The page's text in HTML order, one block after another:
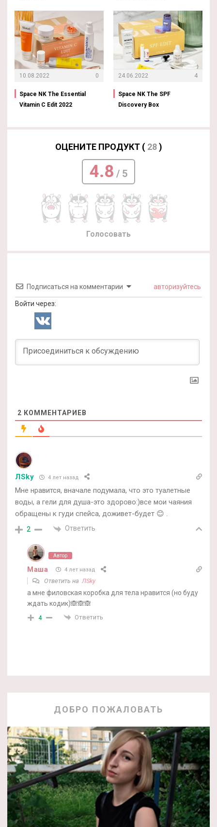
10.08.2022 0
Space NK The Essential
Vitamin C Edit 2022
24.06.2022 4
Space NK The SPF
Discovery Box
ОЦЕНИТЕ ПРОДУКТ ( 28)
4.8 / 5
Голосовать
Подписаться на комментарии авторизуйтесь
Войти через:
2 КОММЕНТАРИЕВ
ЛSky 4 лет назад
Мне нравится, вначале подумала, что это туалетные
воды, а гели для душа-это здорово:)все мои чаяния
обращены к гуди спейса, доживет-будет 😊 .
2 Ответить
Автор
Маша 4 лет назад
Ответить на ЛSky
а мне филовская коробка для тела нравится (но буду
ждать кодик)🙈🙈🙈
4 Ответить
ДОБРО ПОЖАЛОВАТЬ